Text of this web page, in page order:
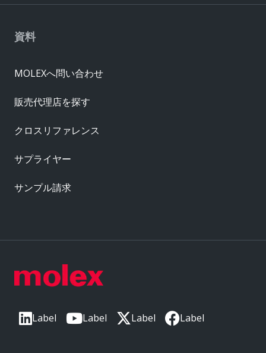
Label Label Label Label
資料
MOLEXへ問い合わせ
販売代理店を探す
クロスリファレンス
サプライヤー
サンプル請求